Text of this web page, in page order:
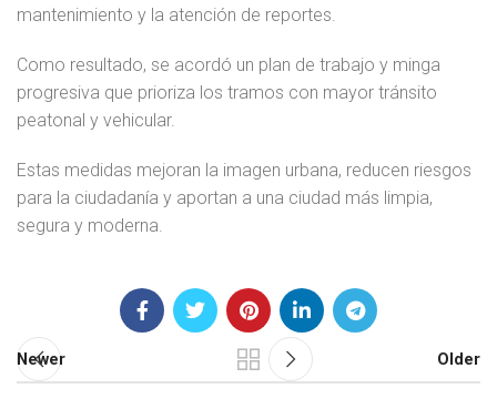
mantenimiento y la atención de reportes.
Como resultado, se acordó un plan de trabajo y minga
progresiva que prioriza los tramos con mayor tránsito
peatonal y vehicular.
Estas medidas mejoran la imagen urbana, reducen riesgos
para la ciudadanía y aportan a una ciudad más limpia,
segura y moderna.
Newer Older